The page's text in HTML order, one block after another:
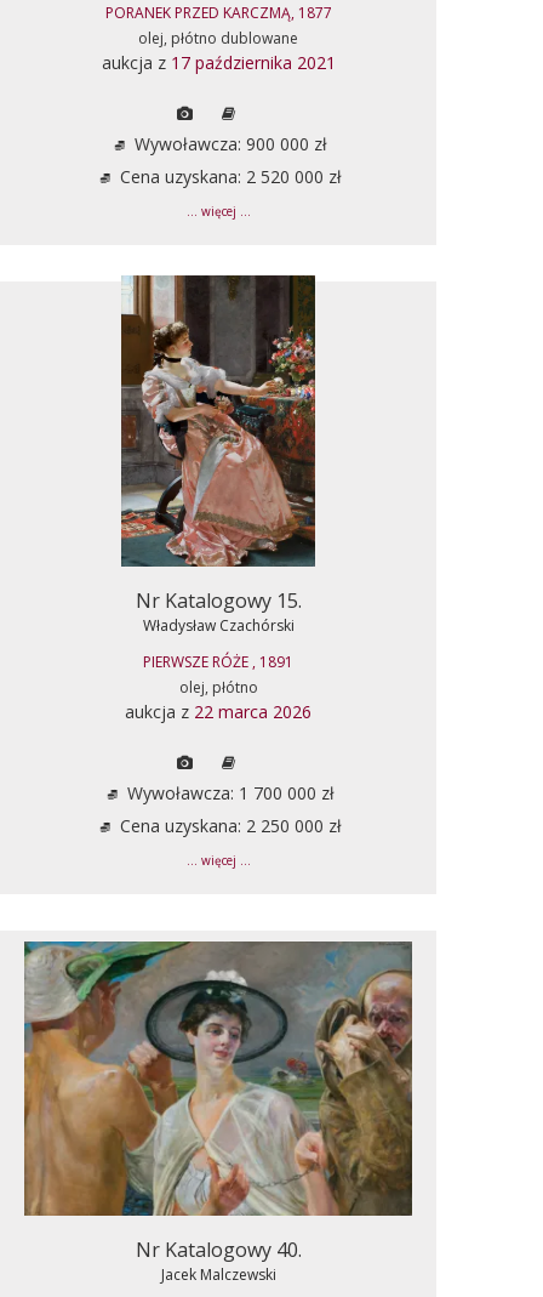
PORANEK PRZED KARCZMĄ, 1877
olej, płótno dublowane
aukcja z 17 października 2021
Wywoławcza: 900 000 zł
Cena uzyskana: 2 520 000 zł
... więcej ...
Nr Katalogowy 15.
Władysław Czachórski
PIERWSZE RÓŻE , 1891
olej, płótno
aukcja z 22 marca 2026
Wywoławcza: 1 700 000 zł
Cena uzyskana: 2 250 000 zł
... więcej ...
Nr Katalogowy 40.
Jacek Malczewski